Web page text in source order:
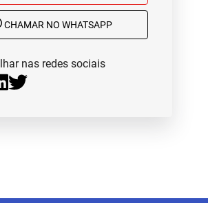
CHAMAR NO WHATSAPP
nas redes sociais